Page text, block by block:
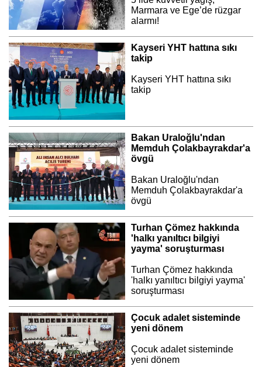
Marmara ve Ege’de rüzgar
alarmı!
Kayseri YHT hattına sıkı
takip
Kayseri YHT hattına sıkı
takip
Bakan Uraloğlu'ndan
Memduh Çolakbayrakdar'a
övgü
Bakan Uraloğlu'ndan
Memduh Çolakbayrakdar'a
övgü
Turhan Çömez hakkında
'halkı yanıltıcı bilgiyi
yayma' soruşturması
Turhan Çömez hakkında
'halkı yanıltıcı bilgiyi yayma'
soruşturması
Çocuk adalet sisteminde
yeni dönem
Çocuk adalet sisteminde
yeni dönem